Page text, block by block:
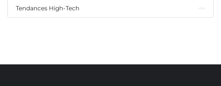
Tendances High-Tech